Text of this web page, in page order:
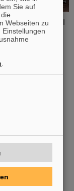
– das GSI
Darmstadt ist
von insgesamt
einen neuen
an dem
FAIR errichtet
Kernisomeren
von der
GSI
Sie auf
Webseiten zu